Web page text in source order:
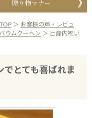
贈り物マナー
＞ お客様の声・レビュ
ウムクーヘン ＞ 出産内祝い
とても喜ばれま